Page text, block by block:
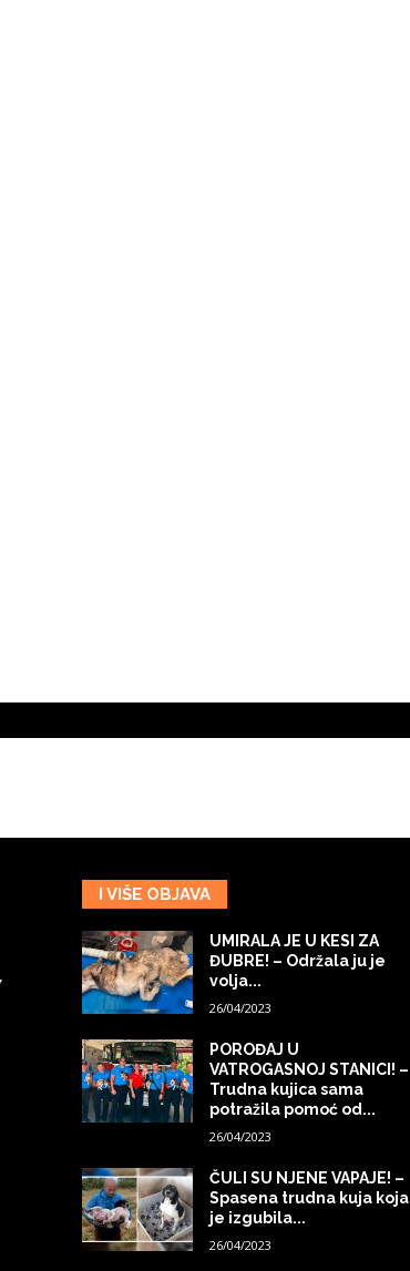
I VIŠE OBJAVA
UMIRALA JE U KESI ZA
ĐUBRE! – Održala ju je
volja...
26/04/2023
POROĐAJ U
VATROGASNOJ STANICI! –
Trudna kujica sama
potražila pomoć od...
26/04/2023
ČULI SU NJENE VAPAJE! –
Spasena trudna kuja koja
je izgubila...
26/04/2023